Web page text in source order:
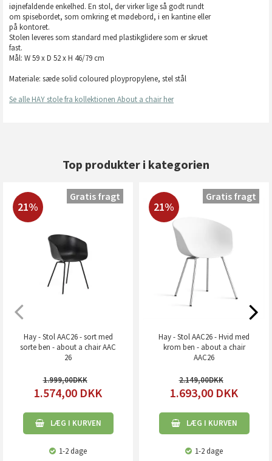
iøjnefaldende enkelhed. En stol, der virker lige så godt rundt
om spisebordet, som omkring et mødebord, i en kantine eller
på kontoret.
Stolen leveres som standard med plastikglidere som er skruet
fast.
Mål: W 59 x D 52 x H 46/79 cm
Materiale: sæde solid coloured ploypropylene, stel stål
Se alle HAY stole fra kollektionen About a chair her
Top produkter i kategorien
21%
Hay - Stol AAC26 - sort med
sorte ben - about a chair AAC
26
1.999,00
1.574,00 DKK
LÆG I KURVEN
1-2 dage
Gratis fragt
21%
Hay - Stol AAC26 - Hvid med
krom ben - about a chair
AAC26
2.149,00
1.693,00 DKK
LÆG I KURVEN
1-2 dage
Gratis fragt